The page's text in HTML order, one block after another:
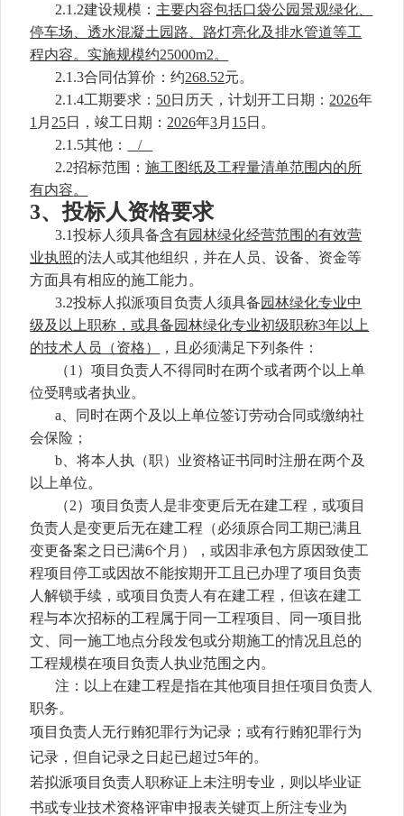
2.1.2建设规模： 主要内容包括口袋公园景观绿化、
停车场 、透水混凝土园路、路灯亮化及排水管道等工
程内容。实施规模约25000m2。
2.1.3合同估算价：约268.52元。
2.1.4工期要求： 50日历天，计划开工日期： 2026年
1 月 25日，竣工日期： 2026年3月 15日。
2.1.5其他 ：
/
2.2招标范围：施工图纸及 工程量清单范围内的所
有内容。
3、投标人资格要求
3.1投标人须具备含有园林绿化经营范围的有效营
业执照的法人或其他组织，并在人员、设备、资金等
方面具有相应的施工能力。
3.2投标人拟派项目负责人须具备园林绿化专业中
级及以上职称 ，或具备园林绿化专业初级职称3年以上
的技术人员（资格）
，且必须满足下列条件：
（1）项目负责人不得同时在两个或者两个以上单
位受聘或者执业。
a、同时在两个及以上单位签订劳动合同或缴纳社
会保险；
b、将本人执（职）业资格证书同时注册在两个及
以上单位。
（2）项目负责人是非变更后无在建工程，或项目
负责人是变更后无在建工程（必须原合同工期已满且
变更备案之日已满6个月），或因非承包方原因致使工
程项目停工或因故不能按期开工 且 已办理了项目负责
人解锁手续，或项目负责人有在建工程，但该在建工
程与本次招标的工程属于同一工程项目、同一项目批
文、同一施工地点分段发包或分期施工的情况且总的
工程规模在项目负责人执业范围之内。
注：以上在建工程是指在其他项目担任项目负责人
职务。
项目负责人无行贿犯罪行为记录；或有行贿犯罪行为
记录，但自记录之日起已超过5年的。
若拟派项目负责人职称证上未注明专业，则以毕业证
书或专业技术资格评审申报表关键页上所注专业为